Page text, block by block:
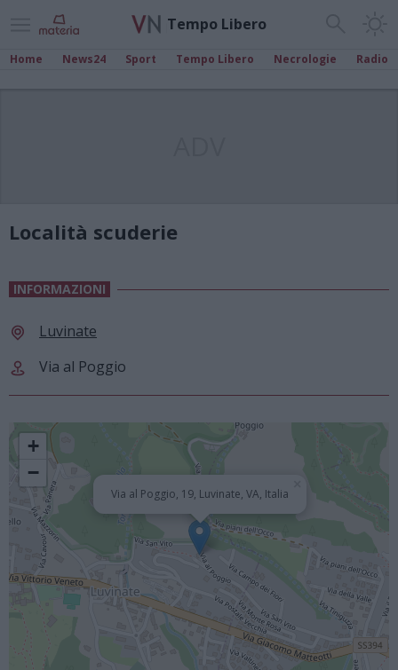
Tempo Libero
Home News24 Sport Tempo Libero Necrologie Radio
Località scuderie
INFORMAZIONI
Luvinate
Via al Poggio
Via al Poggio, 19, Luvinate, VA, Italia
+
−